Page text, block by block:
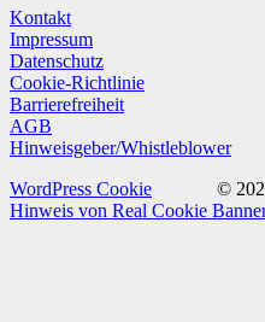
Kontakt
Impressum
Datenschutz
Cookie-Richtlinie
Barrierefreiheit
AGB
Hinweisgeber/Whistleblower
©
WordPress Cookie
Hinweis von Real Cookie